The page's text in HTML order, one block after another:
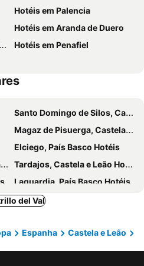
Hotel Cuéntame La Puebla
Hotel Cuéntame
La Casa de Beli
Hotel Las Vegas
Versus
Restaurante El Vallés
Residencia Zeta Home
El Alfoz de Burgos
Monjes Magnos
Valle del Sol
Teatro Principal
Albergue de Peregrinos El Puntido
Hotéis em Palencia
Hotéis em Aranda de Duero
Hotéis em Penafiel
Santo Domingo de Silos, Castela e Leão Hotéis
Magaz de Pisuerga, Castela e Leão Hotéis
Elciego, País Basco Hotéis
Tardajos, Castela e Leão Hotéis
Laguardia, País Basco Hotéis
Santo Domingo da Calzada, La Rioja Hotéis
Husillos, Castela e Leão Hotéis
Milagros, Castela e Leão Hotéis
del Val
Espanha
Castela e Leão